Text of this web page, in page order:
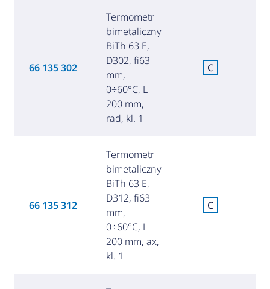
66 135 302
Termometr
bimetaliczny
BiTh 63 E,
D302, fi63
mm,
0÷60°C, L
200 mm,
rad, kl. 1
C
66 135 312
Termometr
bimetaliczny
BiTh 63 E,
D312, fi63
mm,
0÷60°C, L
200 mm, ax,
kl. 1
C